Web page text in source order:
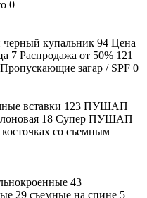
0
купальник 94 Цена
7 Распродажа от 50% 121
Пропускающие загар / SPF 0
вставки 123 ПУШАП
18 Супер ПУШАП
косточках со съемным
43
29 съемные на спине 5